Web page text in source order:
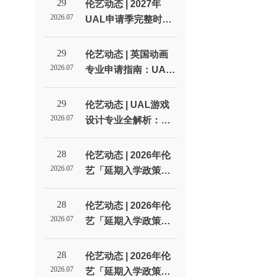
大学北京招生代表处
29
2026.07
伦艺动态 | 2027年
UAL申请季完整时间
线：从选校到拿Offer
的每一步_伦敦艺术大
学北京招生代表处
29
2026.07
伦艺动态 | 英国动画
专业申请指南：UAL
动画方向的四种选择_
伦敦艺术大学北京招
生代表处
29
2026.07
伦艺动态 | UAL游戏
设计专业全解析：从
LCC到CSM，游戏设
计到底学什么？_伦敦
艺术大学北京招生代
28
2026.07
伦艺动态 | 2026年伦
艺「延期入学政策」
全解析！
28
2026.07
伦艺动态 | 2026年伦
艺「延期入学政策」
全解析！
28
2026.07
伦艺动态 | 2026年伦
艺「延期入学政策」